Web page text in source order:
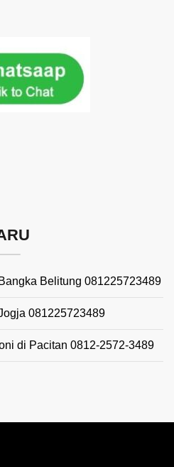
Belitung 081225723489
081225723489
di Pacitan 0812-2572-3489